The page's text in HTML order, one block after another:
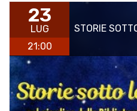
23
LUG
21:00
STORIE